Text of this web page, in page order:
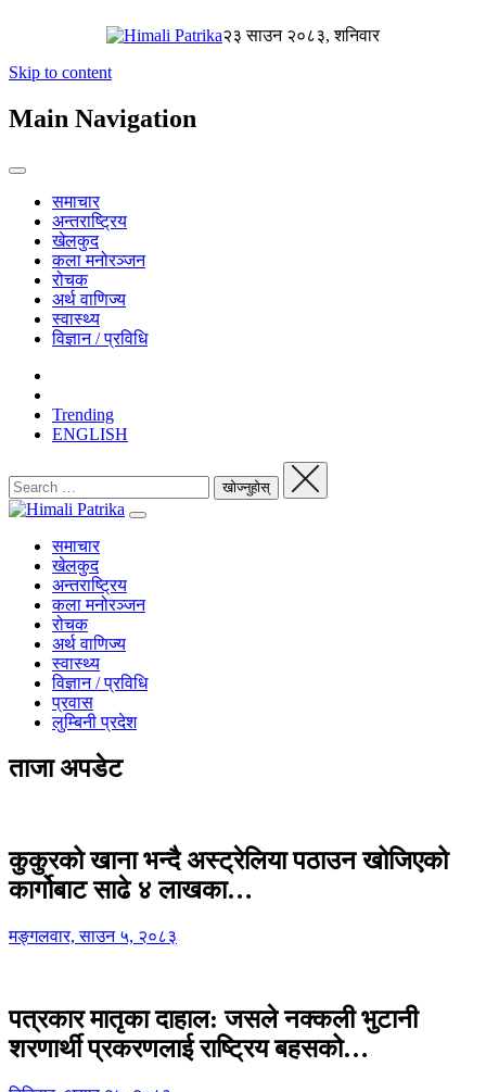
२३ साउन २०८३, शनिवार
Skip to content
Main Navigation
समाचार
अन्तराष्ट्रिय
खेलकुद
कला मनोरञ्जन
रोचक
अर्थ वाणिज्य
स्वास्थ्य
विज्ञान / प्रविधि
Trending
ENGLISH
समाचार
खेलकुद
अन्तराष्ट्रिय
कला मनोरञ्जन
रोचक
अर्थ वाणिज्य
स्वास्थ्य
विज्ञान / प्रविधि
प्रवास
लुम्बिनी प्रदेश
ताजा अपडेट
कुकुरको खाना भन्दै अस्ट्रेलिया पठाउन खोजिएको
कार्गोबाट साढे ४ लाखका…
मङ्गलवार, साउन ५, २०८३
पत्रकार मातृका दाहाल: जसले नक्कली भुटानी
शरणार्थी प्रकरणलाई राष्ट्रिय बहसको…